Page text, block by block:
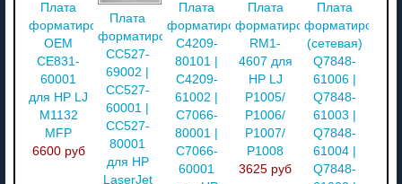
Плата
форматирования
OEM
CE831-
60001
для HP LJ
M1132
MFP
6600 руб
Плата
форматирования
CC527-
69002 |
CC527-
60001 |
CC527-
80001
для HP
LaserJet
Плата
форматирования
C4209-
80101 |
C4209-
61002 |
C7066-
80001 |
C7066-
60001
Плата
форматирования
RM1-
4607 для
HP LJ
P1005/
P1006/
P1007/
P1008
3625 руб
Плата
(сетевая)
Q7848-
61006 |
Q7848-
61003 |
Q7848-
61004 |
Q7848-